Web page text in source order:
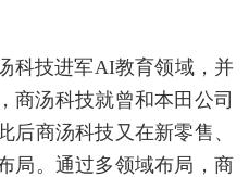
科技进军AI教育领域，并
商汤科技就曾和本田公司
后商汤科技又在新零售、
局。通过多领域布局，商